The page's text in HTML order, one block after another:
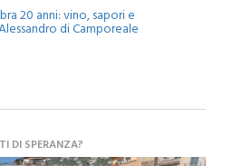
di Camporeale